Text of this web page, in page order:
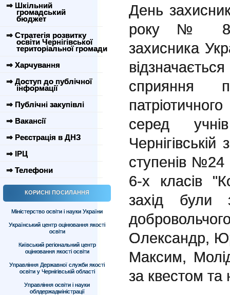
⇒ Шкільний
громадський
бюджет
⇒ Стратегія розвитку
освіти Чернігівської
територіальної громади
⇒ Харчування
⇒ Доступ до публічної
інформації
⇒ Публічні закупівлі
⇒ Вакансії
⇒ Реєстрація в ДНЗ
⇒ ІРЦ
⇒ Телефони
КОРИСНІ ПОСИЛАННЯ
Міністерство освіти і науки України
Український центр оцінювання якості
освіти
Київський регіональний центр
оцінювання якості освіти
Управління Державної служби якості
освіти у Чернігівській області
Управління освіти і науки
облдержадміністрації
День
року №
захисника
сприяння
серед
Чернігівській
ступенів №24
6-х класів
захід були
Олександр,
Максим,
за квестом та